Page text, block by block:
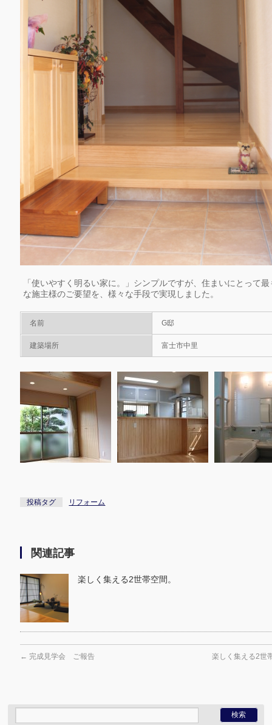
「使いやすく明るい家に。」シンプルですが、住まいにとって
な施主様のご要望を、様々な手段で実現しました。
名前 G邸
建築場所 富士市中里
投稿タグ リフォーム
関連記事
楽しく集える2世帯空間。
← 完成見学会 ご報告 楽しく集える2世